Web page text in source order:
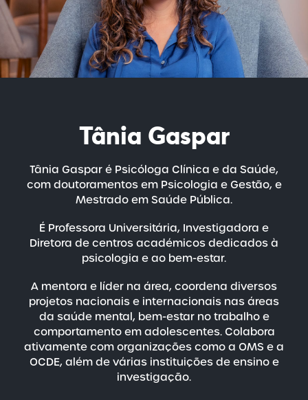
Tânia Gaspar
Tânia Gaspar é Psicóloga Clínica e da Saúde,
com doutoramentos em Psicologia e Gestão, e
Mestrado em Saúde Pública.
É Professora Universitária, Investigadora e
Diretora de centros académicos dedicados à
psicologia e ao bem-estar.
A mentora e líder na área, coordena diversos
projetos nacionais e internacionais nas áreas
da saúde mental, bem-estar no trabalho e
comportamento em adolescentes. Colabora
ativamente com organizações como a OMS e a
OCDE, além de várias instituições de ensino e
investigação.